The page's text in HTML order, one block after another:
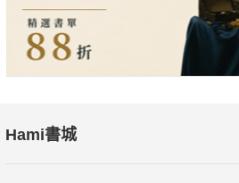
Hami書城